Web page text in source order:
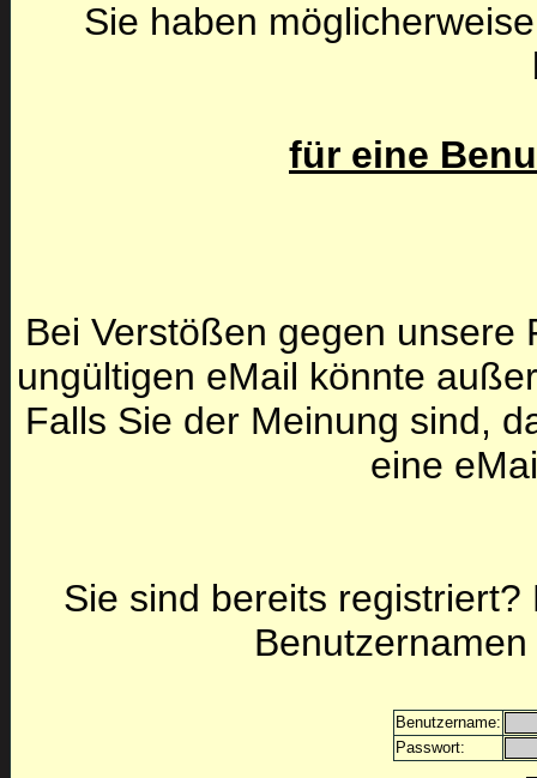
Sie haben
für eine
Bei Verstößen gegen unsere
ungültigen eMail könnte
Falls Sie der Meinung sind,
eine
Sie sind bereits
Benutzername:
Passwort: